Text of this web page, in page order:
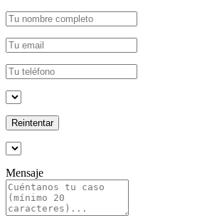
Reintentar
Mensaje